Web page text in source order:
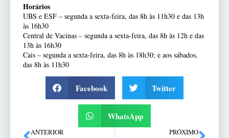
Horários
UBS e ESF – segunda a sexta-feira, das 8h às 11h30 e das 13h
às 16h30
Central de Vacinas – segunda a sexta-feira, das 8h às 12h e das
13h às 16h30
Cais – segunda a sexta-feira, das 8h às 18h30; e aos sábados,
das 8h às 11h30
Facebook Twitter
WhatsApp
ANTERIOR PRÓXIMO